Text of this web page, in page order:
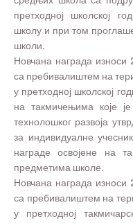
претходној школској
школу и при том
школи.
Новчана награда
са пребивалиштем на
у претходној школској
на такмичењима које
технолошког развоја
за индивидуалне
награде освојене на
предметима школе.
Новчана награда
са пребивалиштем на
у претходној